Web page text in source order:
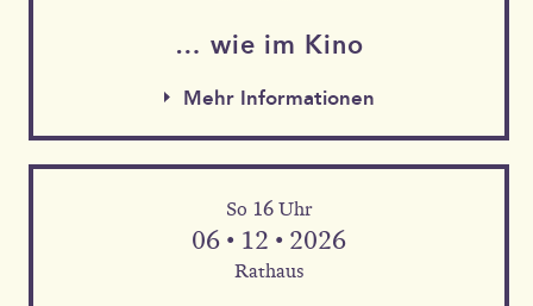
… wie im Kino
Mehr Informationen
So 16 Uhr
06 • 12 • 2026
Rathaus